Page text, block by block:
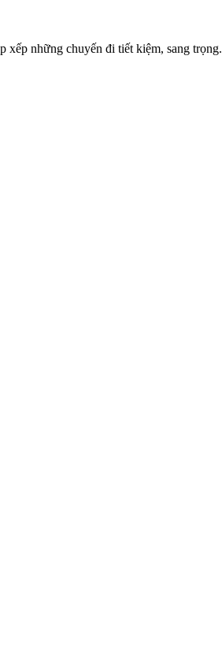
xếp những chuyến đi tiết kiệm, sang trọng.